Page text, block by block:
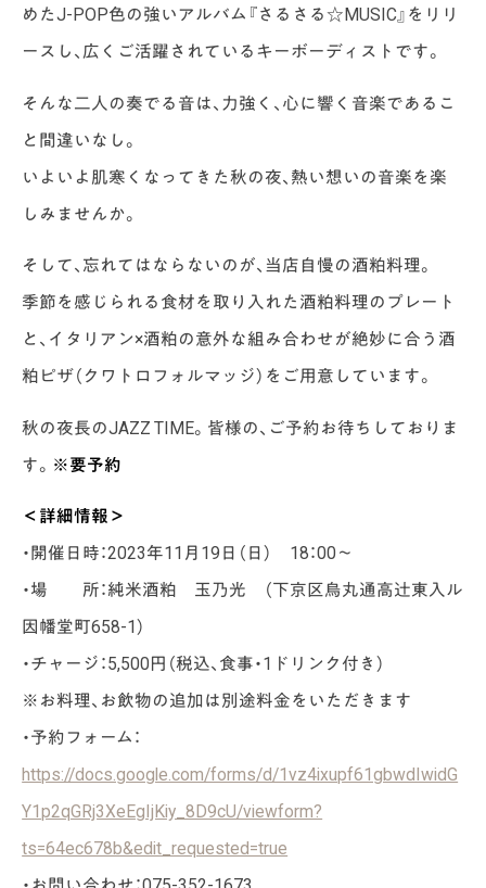
めたJ-POP色の強いアルバム『さるさる☆MUSIC』をリリ
ースし、広くご活躍されているキーボーディストです。
そんな二人の奏でる音は、力強く、心に響く音楽であるこ
と間違いなし。
いよいよ肌寒くなってきた秋の夜、熱い想いの音楽を楽
しみませんか。
そして、忘れてはならないのが、当店自慢の酒粕料理。
季節を感じられる食材を取り入れた酒粕料理のプレート
と、イタリアン×酒粕の意外な組み合わせが絶妙に合う酒
粕ピザ（クワトロフォルマッジ）をご用意しています。
秋の夜長のJAZZ TIME。皆様の、ご予約お待ちしておりま
す。 ※要予約
＜詳細情報＞
・開催日時：2023年11月19日（日） 18：00～
・場 所：純米酒粕 玉乃光 （下京区烏丸通高辻東入ル
因幡堂町658-1）
・チャージ：5,500円（税込、食事・1ドリンク付き）
※お料理、お飲物の追加は別途料金をいただきます
・予約フォーム：
https://docs.google.com/forms/d/1vz4ixupf61gbwdIwidG
Y1p2qGRj3XeEgIjKiy_8D9cU/viewform?
ts=64ec678b&edit_requested=true